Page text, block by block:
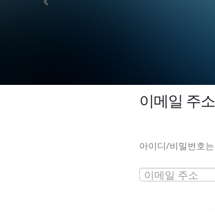
이메일 주
아이디/비밀번호